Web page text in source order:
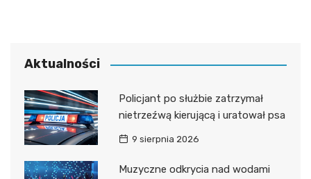
Aktualności
Policjant po służbie zatrzymał
nietrzeźwą kierującą i uratował psa
9 sierpnia 2026
Muzyczne odkrycia nad wodami